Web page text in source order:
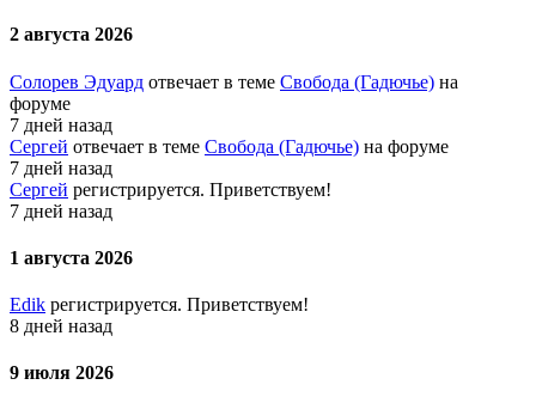
2 августа 2026
Солорев Эдуард отвечает в теме Свобода (Гадючье) на
форуме
7 дней назад
Сергей отвечает в теме Свобода (Гадючье) на форуме
7 дней назад
Сергей регистрируется. Приветствуем!
7 дней назад
1 августа 2026
Edik регистрируется. Приветствуем!
8 дней назад
9 июля 2026